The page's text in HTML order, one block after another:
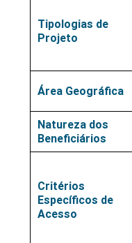
Tipologias de
Projeto
Área Geográfica
Natureza dos
Beneficiários
Critérios
Específicos de
Acesso